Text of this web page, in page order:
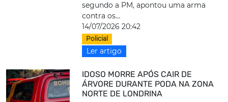
segundo a PM, apontou uma arma
contra os...
14/07/2026 20:42
Policial
Ler artigo
IDOSO MORRE APÓS CAIR DE
ÁRVORE DURANTE PODA NA ZONA
NORTE DE LONDRINA